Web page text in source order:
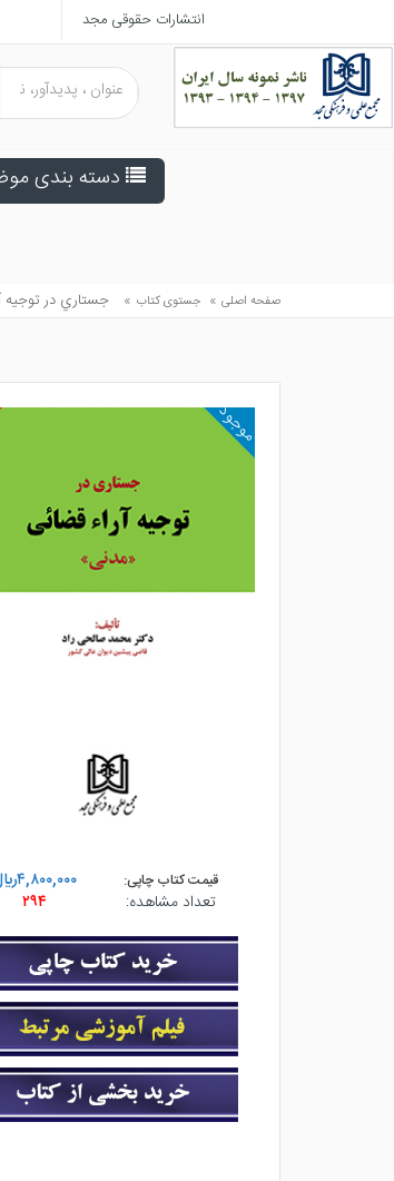
انتشارات حقوقی مجد
دسته بندی
صفحه اصلی » جستوی کتاب » جستاري در توجيه
موجود
قیمت کتاب چاپی:
۴,۸۰۰,۰۰۰ريال
تعداد مشاهده:
۲۹۴